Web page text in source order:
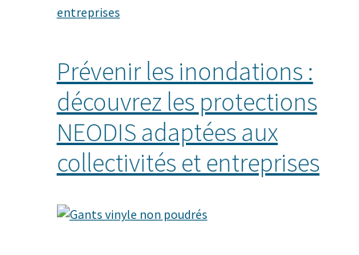
Prévenir les inondations :
découvrez les protections
NEODIS adaptées aux
collectivités et entreprises